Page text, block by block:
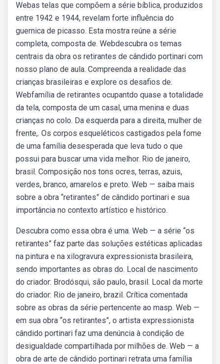
Webas telas que compõem a série bíblica, produzidos
entre 1942 e 1944, revelam forte influência do
guernica de picasso. Esta mostra reúne a série
completa, composta de. Webdescubra os temas
centrais da obra os retirantes de cândido portinari com
nosso plano de aula. Compreenda a realidade das
crianças brasileiras e explore os desafios de.
Webfamília de retirantes ocupantdo quase a totalidade
da tela, composta de um casal, uma menina e duas
crianças no colo. Da esquerda para a direita, mulher de
frente,. Os corpos esqueléticos castigados pela fome
de uma família desesperada que leva tudo o que
possui para buscar uma vida melhor. Rio de janeiro,
brasil. Composição nos tons ocres, terras, azuis,
verdes, branco, amarelos e preto. Web — saiba mais
sobre a obra “retirantes” de cândido portinari e sua
importância no contexto artístico e histórico.
Descubra como essa obra é uma. Web — a série “os
retirantes” faz parte das soluções estéticas aplicadas
na pintura e na xilogravura expressionista brasileira,
sendo importantes as obras do. Local de nascimento
do criador: Brodósqui, são paulo, brasil. Local da morte
do criador: Rio de janeiro, brazil. Crítica comentada
sobre as obras da série pertencente ao masp. Web —
em sua obra “os retirantes”, o artista expressionista
cândido portinari faz uma denúncia à condição de
desigualdade compartilhada por milhões de. Web — a
obra de arte de cândido portinari retrata uma família